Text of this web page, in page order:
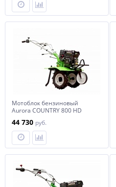
Мотоблок бензиновый
Aurora COUNTRY 800 HD
44 730 руб.